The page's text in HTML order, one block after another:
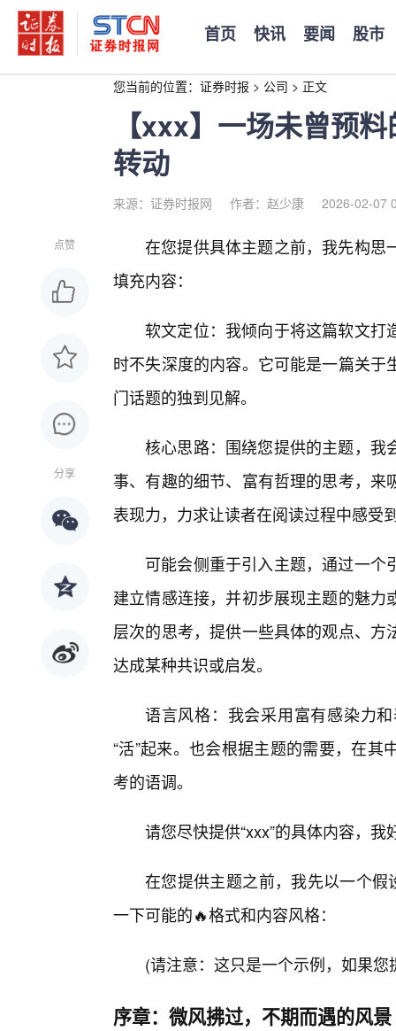
首页 快讯 要闻 股市
您当前的位置： 证券时报 > 公司 > 正文
【xxx】一场未曾预
转动
来源：证券时报网 作者：赵少康 2026-02-07
点赞
分享
在您提供具体主题之前，我先构思
填充内容：
软文定位：我倾向于将这篇软文打
时不失深度的内容。它可能是一篇关
门话题的独到见解。
核心思路：围绕您提供的主题，我
事、有趣的细节、富有哲理的思考，
表现力，力求让读者在阅读过程中感受
可能会侧重于引入主题，通过一
建立情感连接，并初步展现主题的魅
层次的思考，提供一些具体的观点、
达成某种共识或启发。
语言风格：我会采用富有感染力
“活”起来。也会根据主题的需要，在
考的语调。
请您尽快提供“xxx”的具体内容，
在您提供主题之前，我先以一个假
一下可能的🔥格式和内容风格：
(请注意：这只是一个示例，如果
序章：微风拂过，不期而遇的风景